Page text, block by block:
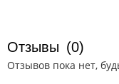
Отзывы (0)
Отзывов пока нет,